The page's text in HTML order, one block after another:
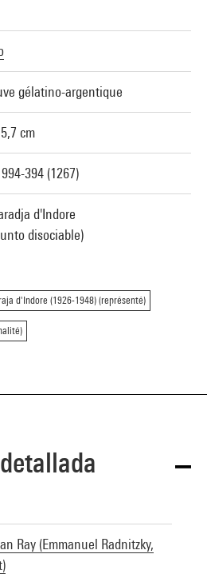
gélatino-argentique
cm
394 (1267)
d'Indore
disociable)
d'Indore (1926-1948) (représenté)
Ray (Emmanuel Radnitzky,